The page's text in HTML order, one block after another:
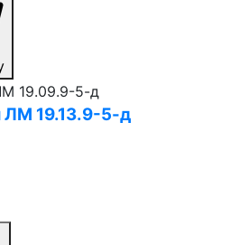
19.13.9⁠-⁠5⁠-⁠д